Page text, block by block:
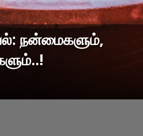
நன்மைகளும்,